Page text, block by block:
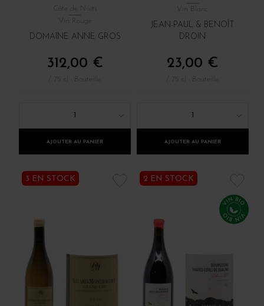
DOMAINE ANNE GROS
312,00 €
AJOUTER AU PANIER
JEAN-PAUL & BENOÎT
DROIN
23,00 €
AJOUTER AU PANIER
3 EN STOCK 2 EN STOCK